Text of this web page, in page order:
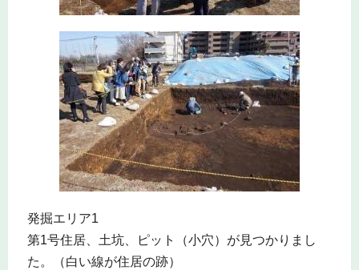
発掘エリア1
第1号住居、土坑、ピット（小穴）が見つかりまし
た。（白い線が住居の跡）